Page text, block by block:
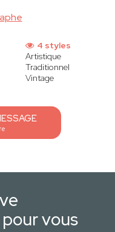
4 styles
Artistique
Traditionnel
Vintage
vous